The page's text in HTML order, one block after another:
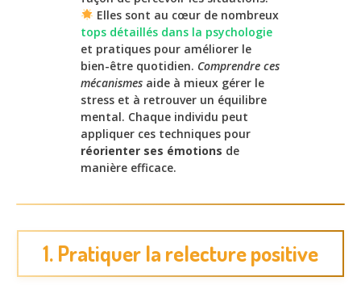
Elles sont au cœur de nombreux
tops détaillés dans la psychologie
et pratiques pour améliorer le
bien-être quotidien. Comprendre ces
mécanismes aide à mieux gérer le
stress et à retrouver un équilibre
mental. Chaque individu peut
appliquer ces techniques pour
réorienter ses émotions de
manière efficace.
1. Pratiquer la relecture positive